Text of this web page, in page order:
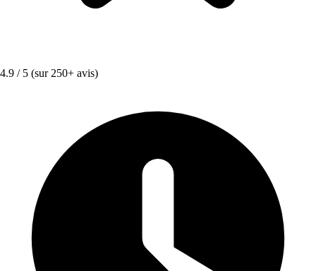
4.9 / 5 (sur 250+ avis)